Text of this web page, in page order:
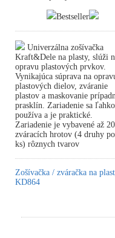
Bestseller
Univerzálna zošívačka
Kraft&Dele na plasty, slúži
opravu plastových prvkov.
Vynikajúca súprava na
plastových dielov, zváranie
plastov a maskovanie
prasklín. Zariadenie sa ľahko
používa a je praktické.
Zariadenie je vybavené až
zváracích hrotov (4 druhy
ks) rôznych tvarov
Zošívačka / zváračka na
KD864